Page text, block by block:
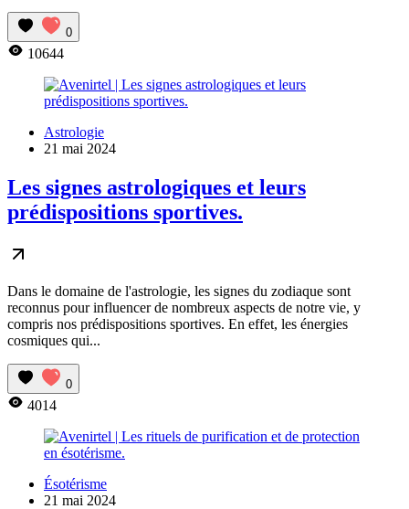
0
10644
Astrologie
21 mai 2024
Les signes astrologiques et leurs
prédispositions sportives.
Dans le domaine de l'astrologie, les signes du zodiaque sont
reconnus pour influencer de nombreux aspects de notre vie, y
compris nos prédispositions sportives. En effet, les énergies
cosmiques qui...
0
4014
Ésotérisme
21 mai 2024